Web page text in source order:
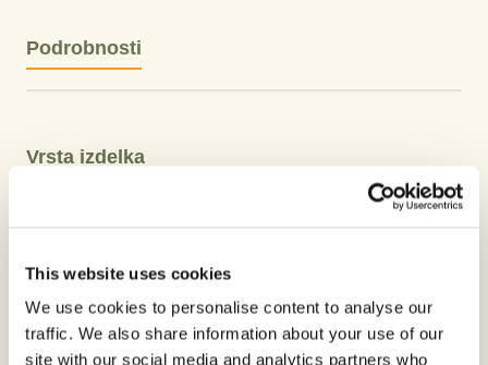
This website uses cookies
We use cookies to personalise content to analyse our
traffic. We also share information about your use of our
site with our social media and analytics partners who
Podrobnosti
Vrsta izdelka
Bučah za pridobivanje olja Krompirju